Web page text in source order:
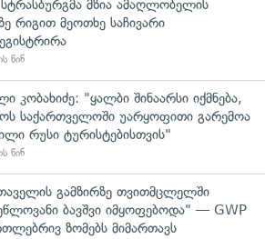
სტრასბურგმა მზია ამაღლობელის
რიგით მეოთხე საჩივარი
წინ
კობახიძე: "ყალბი შინაარსი იქმნება,
საქართველოში უარყოფითი გარემოა
რუსი ტურისტებისთვის"
წინ
გამზირზე თვითმცლელში
ბავშვი იმყოფებოდა" — GWP
ზომებს მიმართავს